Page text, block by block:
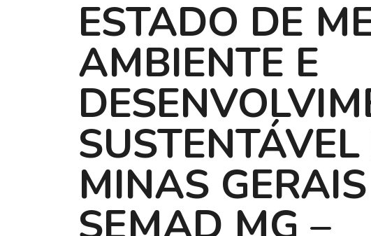
ESTADO DE
AMBIENTE E
SUSTENTÁVEL
MINAS